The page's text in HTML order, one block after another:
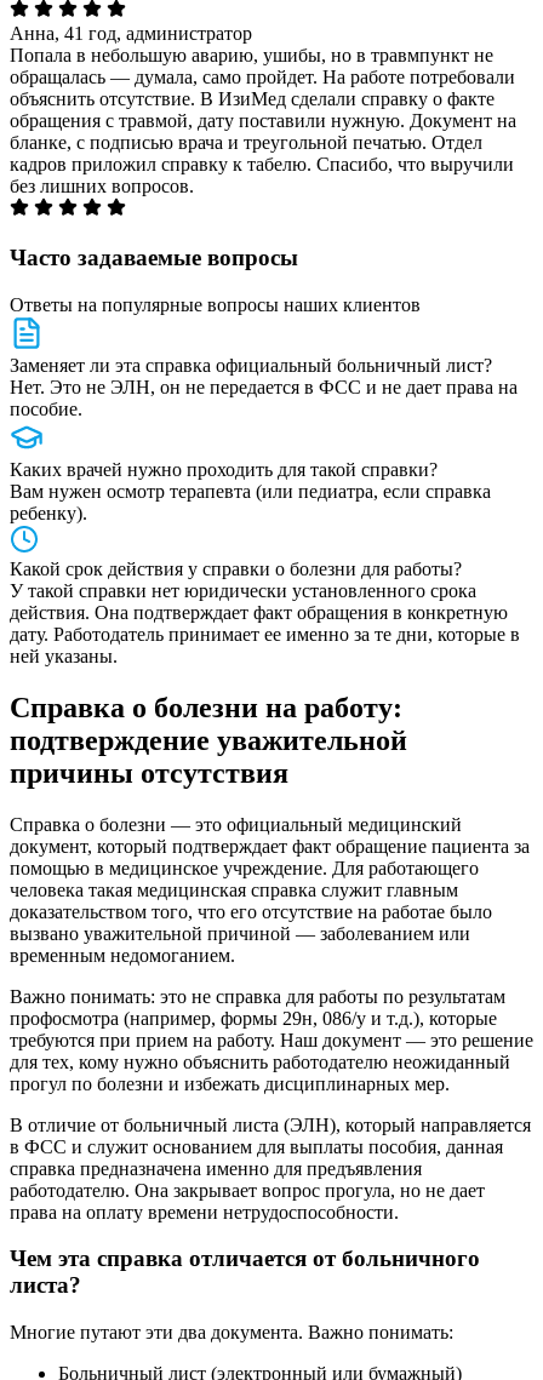
Анна, 41 год, администратор
Попала в небольшую аварию, ушибы, но в травмпункт не
обращалась — думала, само пройдет. На работе потребовали
объяснить отсутствие. В ИзиМед сделали справку о факте
обращения с травмой, дату поставили нужную. Документ на
бланке, с подписью врача и треугольной печатью. Отдел
кадров приложил справку к табелю. Спасибо, что выручили
без лишних вопросов.
Часто задаваемые вопросы
Ответы на популярные вопросы наших клиентов
Заменяет ли эта справка официальный больничный лист?
Нет. Это не ЭЛН, он не передается в ФСС и не дает права на
пособие.
Каких врачей нужно проходить для такой справки?
Вам нужен осмотр терапевта (или педиатра, если справка
ребенку).
Какой срок действия у справки о болезни для работы?
У такой справки нет юридически установленного срока
действия. Она подтверждает факт обращения в конкретную
дату. Работодатель принимает ее именно за те дни, которые в
ней указаны.
Справка о болезни на работу:
подтверждение уважительной
причины отсутствия
Справка о болезни — это официальный медицинский
документ, который подтверждает факт обращение пациента за
помощью в медицинское учреждение. Для работающего
человека такая медицинская справка служит главным
доказательством того, что его отсутствие на работае было
вызвано уважительной причиной — заболеванием или
временным недомоганием.
Важно понимать: это не справка для работы по результатам
профосмотра (например, формы 29н, 086/у и т.д.), которые
требуются при прием на работу. Наш документ — это решение
для тех, кому нужно объяснить работодателю неожиданный
прогул по болезни и избежать дисциплинарных мер.
В отличие от больничный листа (ЭЛН), который направляется
в ФСС и служит основанием для выплаты пособия, данная
справка предназначена именно для предъявления
работодателю. Она закрывает вопрос прогула, но не дает
права на оплату времени нетрудоспособности.
Чем эта справка отличается от больничного
листа?
Многие путают эти два документа. Важно понимать:
Больничный лист (электронный или бумажный)